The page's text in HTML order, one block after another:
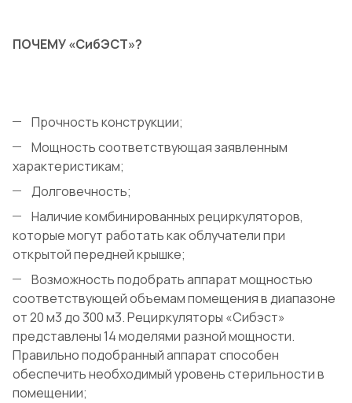
ПОЧЕМУ «СибЭСТ»?
Прочность конструкции;
Мощность соответствующая заявленным
характеристикам;
Долговечность;
Наличие комбинированных рециркуляторов,
которые могут работать как облучатели при
открытой передней крышке;
Возможность подобрать аппарат мощностью
соответствующей объемам помещения в диапазоне
от 20 м3 до 300 м3. Рециркуляторы «Сибэст»
представлены 14 моделями разной мощности.
Правильно подобранный аппарат способен
обеспечить необходимый уровень стерильности в
помещении;